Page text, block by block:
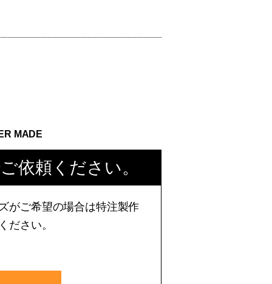
MADE
依頼ください。
がご希望の場合は特注製作
ださい。